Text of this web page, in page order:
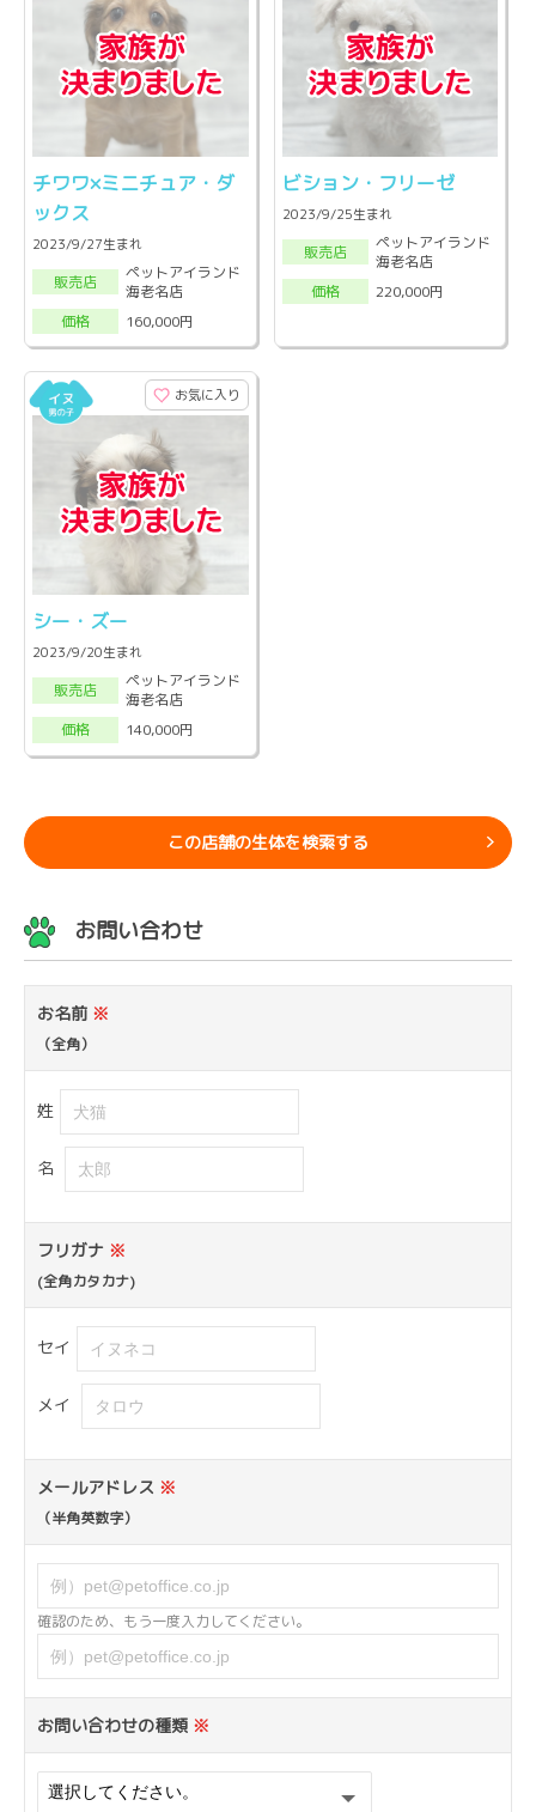
チワワ×ミニチュア・ダ
ックス
2023/9/27生まれ
販売店
ペットアイランド
海老名店
価格
160,000円
ビション・フリーゼ
2023/9/25生まれ
販売店
ペットアイランド
海老名店
価格
220,000円
お気に入り
シー・ズー
2023/9/20生まれ
販売店
ペットアイランド
海老名店
価格
140,000円
この店舗の生体を検索する
お問い合わせ
お名前 ※
（全角）
姓
名
フリガナ ※
(全角カタカナ)
セイ
メイ
メールアドレス ※
（半角英数字）
確認のため、もう一度入力してください。
お問い合わせの種類 ※